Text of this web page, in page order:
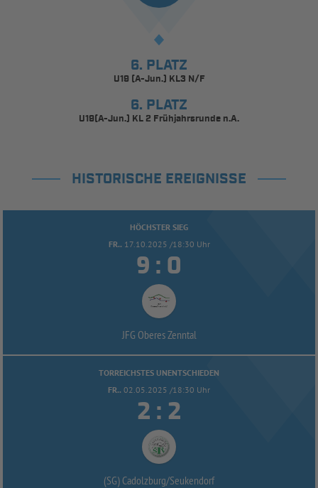
6. PLATZ
U19 (A-Jun.) KL3 N/F
6. PLATZ
U19(A-Jun.) KL 2 Frühjahrsrunde n.A.
HISTORISCHE EREIGNISSE
HÖCHSTER SIEG
FR.. 17.10.2025 /18:30 Uhr
 : 
JFG Oberes Zenntal
TORREICHSTES UNENTSCHIEDEN
FR.. 02.05.2025 /18:30 Uhr
 : 
(SG) Cadolzburg/Seukendorf